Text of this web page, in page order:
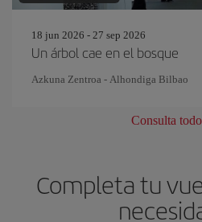
18 jun 2026 - 27 sep 2026
Un árbol cae en el bosque
Azkuna Zentroa - Alhondiga Bilbao
Consulta
Completa tu